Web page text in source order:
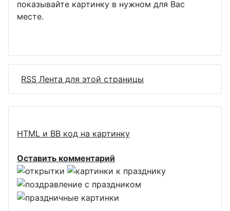
показывайте картинку в нужном для Вас
месте.
RSS Лента для этой страницы
HTML и BB код на картинку
Оставить комментарий